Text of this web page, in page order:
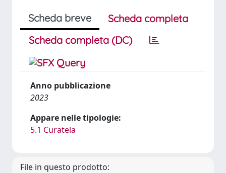
Scheda breve
Scheda completa
Scheda completa (DC)
Anno pubblicazione
2023
Appare nelle tipologie:
5.1 Curatela
File in questo prodotto: